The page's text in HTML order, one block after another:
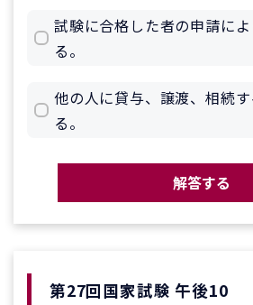
試験に合格した者の申請に
る。
他の人に貸与、譲渡、相続
る。
解答する
第27回国家試験 午後10